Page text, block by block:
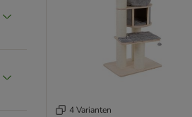
4 Varianten